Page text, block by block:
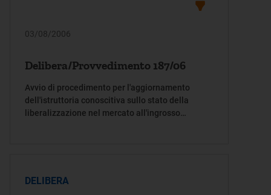
03/08/2006
Delibera/Provvedimento 187/06
Avvio di procedimento per l'aggiornamento
dell'istruttoria conoscitiva sullo stato della
liberalizzazione nel mercato all'ingrosso
DELIBERA